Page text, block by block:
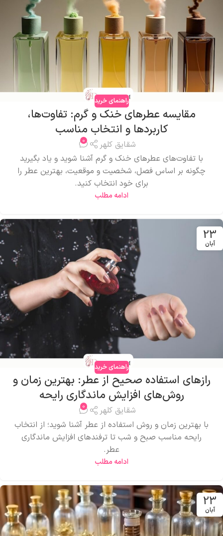
راهنمای خرید
مقایسه عطرهای خنک و گرم: تفاوت‌ها،
کاربردها و انتخاب مناسب
شقایق کلهر 0
با تفاوت‌های عطرهای خنک و گرم آشنا شوید و یاد بگیرید
چگونه بر اساس فصل، شخصیت و موقعیت، بهترین عطر را
برای خود انتخاب کنید.
ادامه مطلب
23
آبان
راهنمای خرید
رازهای استفاده صحیح از عطر: بهترین زمان و
روش‌های افزایش ماندگاری رایحه
شقایق کلهر 0
با بهترین زمان و روش استفاده از عطر آشنا شوید؛ از انتخاب
رایحه مناسب صبح و شب تا ترفندهای افزایش ماندگاری
عطر.
ادامه مطلب
23
آبان